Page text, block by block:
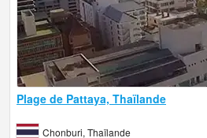
Plage de Pattaya, Thaïlande
Chonburi, Thaïlande